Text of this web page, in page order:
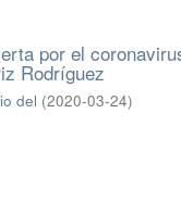
por el
Rodríguez
del (2020-03-24)